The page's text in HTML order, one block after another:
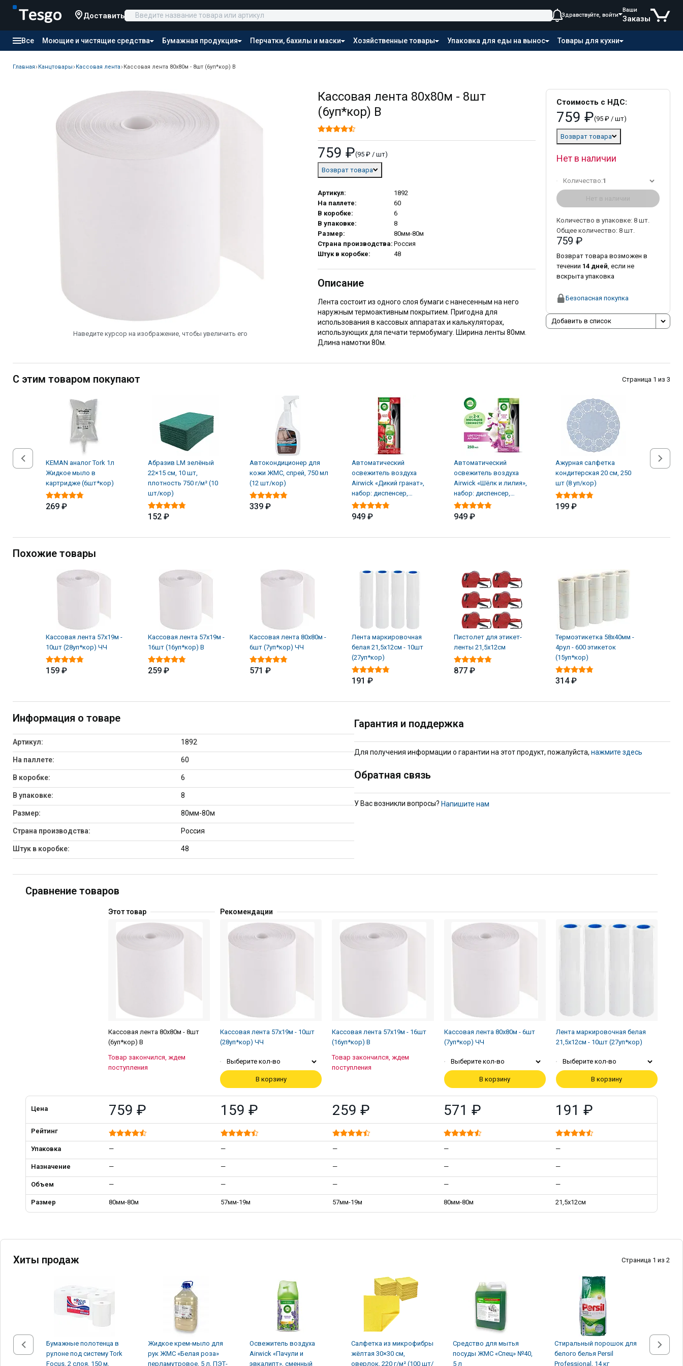
Доставить Здравствуйте, войти
Ваши
Заказы
Все Моющие и чистящие средства Бумажная продукция Перчатки, бахилы и маски Хозяйственные товары Упаковка для еды на вынос Товары для кухни
Главная Канцтовары Кассовая лента Кассовая лента 80х80м - 8шт (6уп*кор) В
Наведите курсор на изображение, чтобы увеличить его
Кассовая лента 80х80м - 8шт
(6уп*кор) В
759 ₽(95 ₽ / шт)
Возврат товара
Артикул:
1892
На паллете:
60
В коробке:
6
В упаковке:
8
Размер:
80мм-80м
Страна производства: Россия
Штук в коробке:
48
Описание
Лента состоит из одного слоя бумаги с нанесенным на него
наружным термоактивным покрытием. Пригодна для
использования в кассовых аппаратах и калькуляторах,
использующих для печати термобумагу. Ширина ленты 80мм.
Длина намотки 80м.
Стоимость с НДС:
759 ₽(95 ₽ / шт)
Возврат товара
Нет в наличии
Количество:1
Нет в наличии
Количество в упаковке: 8 шт.
Общее количество: 8 шт.
759 ₽
Возврат товара возможен в
течении 14 дней, если не
вскрыта упаковка
Безопасная покупка
Добавить в список
С этим товаром покупают Страница 1 из 3
KEMAN аналог Tork 1л
Жидкое мыло в
картридже (6шт*кор)
269 ₽
Абразив LM зелёный
22×15 см, 10 шт,
плотность 750 г/м² (10
шт/кор)
152 ₽
Автокондиционер для
кожи ЖМС, спрей, 750 мл
(12 шт/кор)
339 ₽
Автоматический
освежитель воздуха
Airwick «Дикий гранат»,
набор: диспенсер,
батарейки, баллон (4 шт/
949 ₽
Автоматический
освежитель воздуха
Airwick «Шёлк и лилия»,
набор: диспенсер,
батарейки, баллон (4 шт/
949 ₽
Ажурная салфетка
кондитерская 20 см, 250
шт (8 уп/кор)
199 ₽
Похожие товары
Кассовая лента 57х19м -
10шт (28уп*кор) ЧЧ
159 ₽
Кассовая лента 57х19м -
16шт (16уп*кор) В
259 ₽
Кассовая лента 80х80м -
6шт (7уп*кор) ЧЧ
571 ₽
Лента маркировочная
белая 21,5х12см - 10шт
(27уп*кор)
191 ₽
Пистолет для этикет-
ленты 21,5х12см
877 ₽
Термоэтикетка 58х40мм -
4рул - 600 этикеток
(15уп*кор)
314 ₽
Информация о товаре
Артикул: 1892
На паллете: 60
В коробке: 6
В упаковке: 8
Размер: 80мм-80м
Страна производства: Россия
Штук в коробке: 48
Гарантия и поддержка
Для получения информации о гарантии на этот продукт, пожалуйста, нажмите здесь
Обратная связь
У Вас возникли вопросы? Напишите нам
Сравнение товаров
Этот товар Рекомендации
Кассовая лента 80х80м - 8шт
(6уп*кор) В
Товар закончился, ждем
поступления
Кассовая лента 57х19м - 10шт
(28уп*кор) ЧЧ
Выберите кол-во
В корзину
Кассовая лента 57х19м - 16шт
(16уп*кор) В
Товар закончился, ждем
поступления
Кассовая лента 80х80м - 6шт
(7уп*кор) ЧЧ
Выберите кол-во
В корзину
Лента маркировочная белая
21,5х12см - 10шт (27уп*кор)
Выберите кол-во
В корзину
Цена 759 ₽ 159 ₽ 259 ₽ 571 ₽ 191 ₽
Рейтинг
Упаковка — — — — —
Назначение — — — — —
Объем — — — — —
Размер 80мм-80м 57мм-19м 57мм-19м 80мм-80м 21,5х12см
Хиты продаж Страница 1 из 2
Бумажные полотенца в
рулоне под систему Tork
Focus, 2 слоя, 150 м,
Жидкое крем-мыло для
рук ЖМС «Белая роза»
перламутровое, 5 л, ПЭТ-
Освежитель воздуха
Airwick «Пачули и
эвкалипт», сменный
Салфетка из микрофибры
жёлтая 30×30 см,
оверлок, 220 г/м² (100 шт/
Средство для мытья
посуды ЖМС «Спец» №40,
5 л
Стиральный порошок для
белого белья Persil
Professional, 14 кг
белого